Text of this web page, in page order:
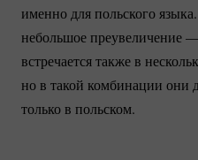
именно для польского
небольшое преувеличение
встречается также в
но в такой комбинации они
только в польском.